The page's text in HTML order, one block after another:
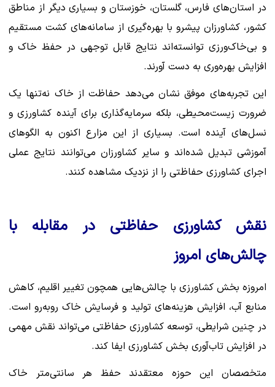
در استان‌های فارس، گلستان، خوزستان و بسیاری دیگر از مناطق
کشور، کشاورزان پیشرو با بهره‌گیری از سامانه‌های کشت مستقیم
و بی‌خاک‌ورزی توانسته‌اند نتایج قابل توجهی در حفظ خاک و
افزایش بهره‌وری به دست آورند.
این تجربه‌های موفق نشان می‌دهد حفاظت از خاک نه‌تنها یک
ضرورت زیست‌محیطی، بلکه سرمایه‌گذاری برای آینده کشاورزی و
نسل‌های آینده است. بسیاری از این مزارع اکنون به الگوهای
آموزشی تبدیل شده‌اند و سایر کشاورزان می‌توانند نتایج عملی
اجرای کشاورزی حفاظتی را از نزدیک مشاهده کنند.
نقش کشاورزی حفاظتی در مقابله با
چالش‌های امروز
امروزه بخش کشاورزی با چالش‌هایی همچون تغییر اقلیم، کاهش
منابع آب، افزایش هزینه‌های تولید و فرسایش خاک روبه‌رو است.
در چنین شرایطی، توسعه کشاورزی حفاظتی می‌تواند نقش مهمی
در افزایش تاب‌آوری بخش کشاورزی ایفا کند.
متخصصان این حوزه معتقدند حفظ هر سانتی‌متر خاک